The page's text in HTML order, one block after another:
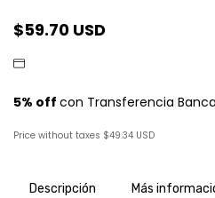
$59.70 USD
Price without taxes $49.34 USD
Descripción Más